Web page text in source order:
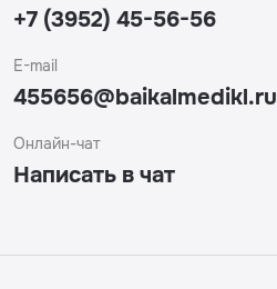
+7 (3952) 45-56-56
E-mail
455656@baikalmedikl.ru
Онлайн-чат
Написать в чат